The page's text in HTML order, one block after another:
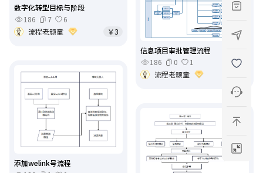
数字化转型目标与阶段
186
7
6
流程老顽童
￥3
信息项目审批管理流程
186
0
1
流程老顽童
添加welink号流程